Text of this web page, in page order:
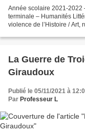
Année scolaire 2021-2022
terminale – Humanités
violence de l’Histoire / Art,
La Guerre de
Giraudoux
Publié le 05/11/2021 à
Par Professeur L